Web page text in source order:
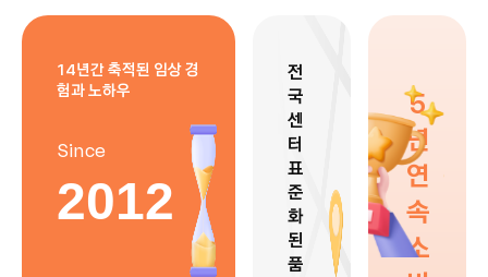
14년간 축적된 임상 경
험과 노하우
Since
2012
전
국
센
터
표
준
화
된
품
5
년
연
속
소